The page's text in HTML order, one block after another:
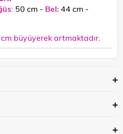
: 50 cm - Bel:44 cm -
büyüyerek artmaktadır.